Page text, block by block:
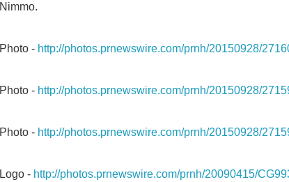
Nimmo.
Photo - http://photos.prnewswire.com/prnh/20150928/
Photo - http://photos.prnewswire.com/prnh/20150928/
Photo - http://photos.prnewswire.com/prnh/20150928/
Logo - http://photos.prnewswire.com/prnh/20090415/